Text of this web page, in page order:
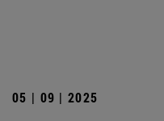
05 | 09 | 2025